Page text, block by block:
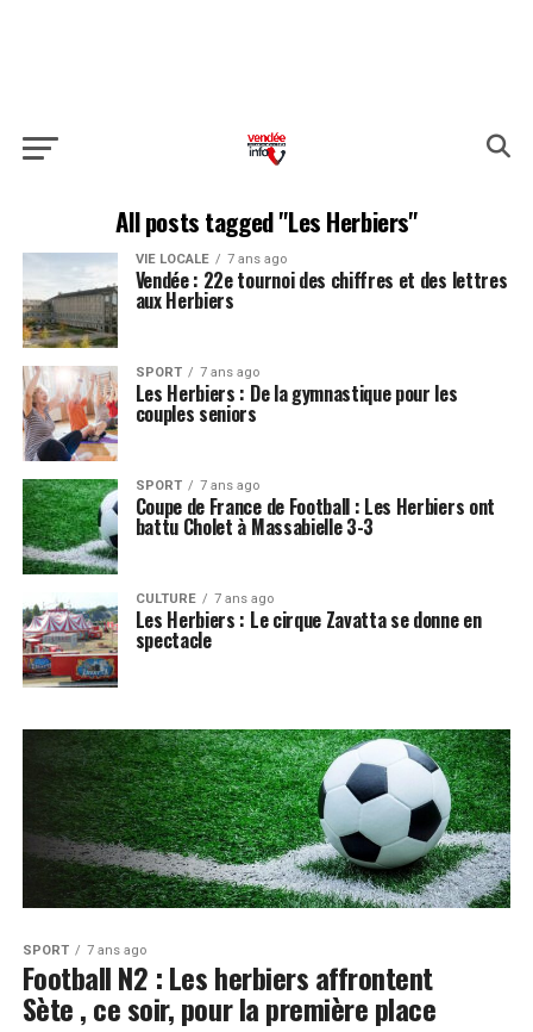
All posts tagged "Les Herbiers"
VIE LOCALE 7 ans ago
Vendée : 22e tournoi des chiffres et des lettres
aux Herbiers
SPORT 7 ans ago
Les Herbiers : De la gymnastique pour les
couples seniors
SPORT 7 ans ago
Coupe de France de Football : Les Herbiers ont
battu Cholet à Massabielle 3-3
CULTURE 7 ans ago
Les Herbiers : Le cirque Zavatta se donne en
spectacle
SPORT 7 ans ago
Football N2 : Les herbiers affrontent
Sète , ce soir, pour la première place